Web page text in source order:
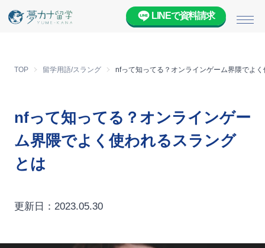
メ
LINEで資料請求
TOP 留学用語/スラング nfって知ってる？オンラインゲーム界隈でよ
nfって知ってる？オンラインゲー
ム界隈でよく使われるスラング
とは
更新日：2023.05.30